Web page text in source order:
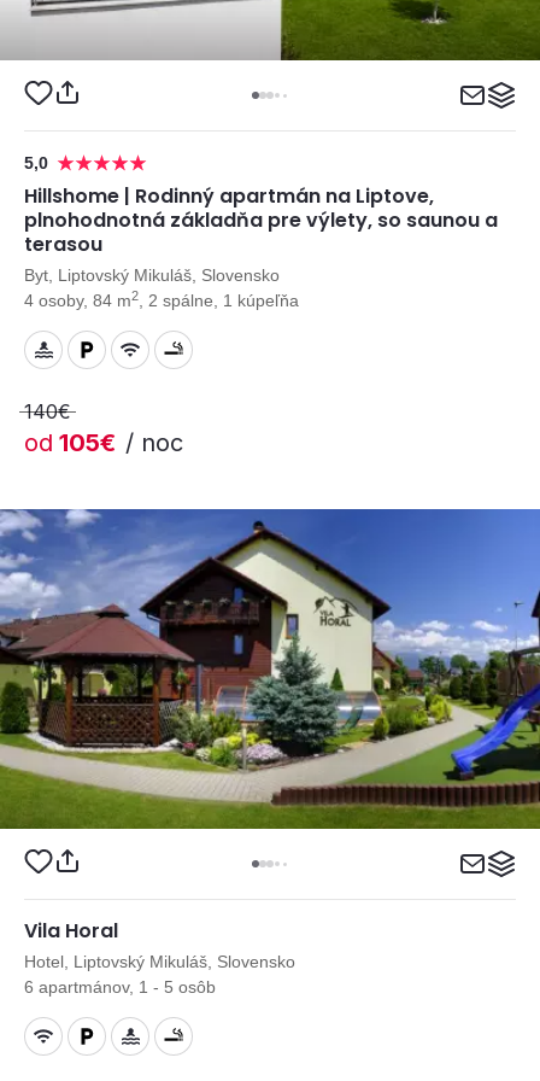
5,0
Hillshome | Rodinný apartmán na Liptove,
plnohodnotná základňa pre výlety, so saunou a
terasou
Byt, Liptovský Mikuláš, Slovensko
4 osoby, 84 m2 , 2 spálne, 1 kúpeľňa
140€
od 105€ / noc
Vila Horal
Hotel, Liptovský Mikuláš, Slovensko
6 apartmánov, 1 - 5 osôb